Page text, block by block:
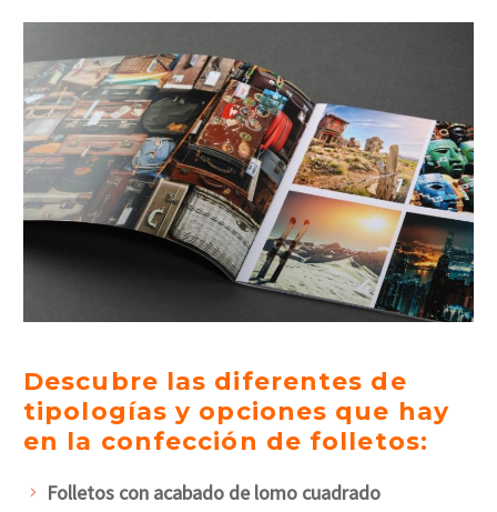
Descubre las diferentes de
tipologías y opciones que hay
en la confección de folletos:
Folletos con acabado de lomo cuadrado